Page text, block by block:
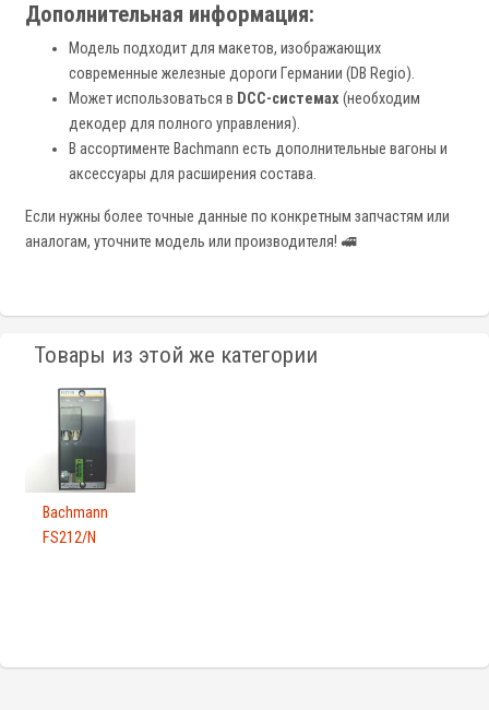
Дополнительная информация:
Модель подходит для макетов, изображающих
современные железные дороги Германии (DB Regio).
Может использоваться в DCC-системах (необходим
декодер для полного управления).
В ассортименте Bachmann есть дополнительные вагоны и
аксессуары для расширения состава.
Если нужны более точные данные по конкретным запчастям или
аналогам, уточните модель или производителя! 🚅
Товары из этой же категории
Bachmann
FS212/N